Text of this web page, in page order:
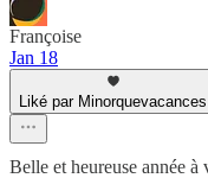
Françoise
Jan 18
Liké par Minorquevacances
Belle et heureuse année à